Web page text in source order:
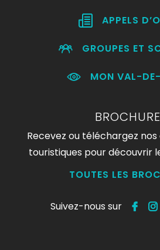
APPELS
GROUPES ET
MON VAL-
Recevez ou téléchargez
touristiques pour découvrir
TOUTES LES
Suivez-nous sur